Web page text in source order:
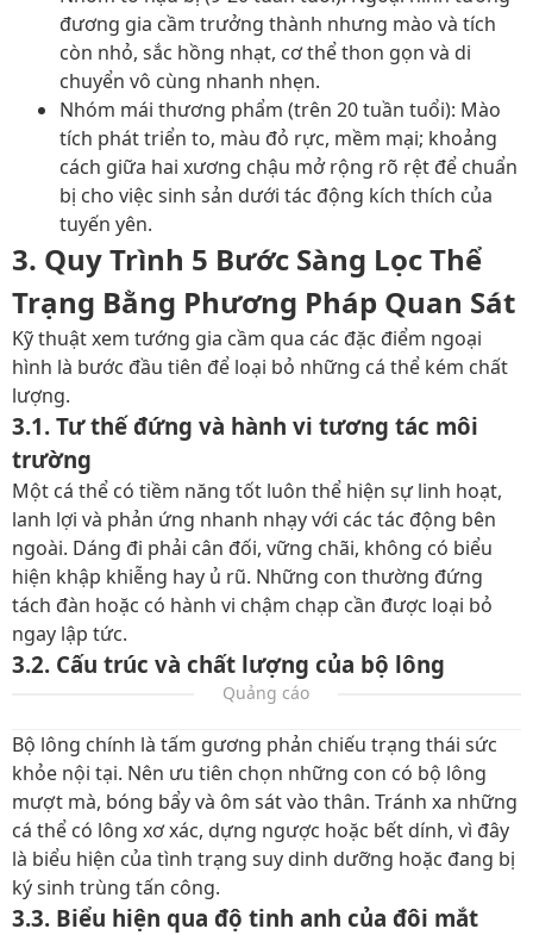
đương gia cầm trưởng thành nhưng mào và tích
còn nhỏ, sắc hồng nhạt, cơ thể thon gọn và di
chuyển vô cùng nhanh nhẹn.
Nhóm mái thương phẩm (trên 20 tuần tuổi): Mào
tích phát triển to, màu đỏ rực, mềm mại; khoảng
cách giữa hai xương chậu mở rộng rõ rệt để chuẩn
bị cho việc sinh sản dưới tác động kích thích của
tuyến yên.
3. Quy Trình 5 Bước Sàng Lọc Thể
Trạng Bằng Phương Pháp Quan Sát
Kỹ thuật xem tướng gia cầm qua các đặc điểm ngoại
hình là bước đầu tiên để loại bỏ những cá thể kém chất
lượng.
3.1. Tư thế đứng và hành vi tương tác môi
trường
Một cá thể có tiềm năng tốt luôn thể hiện sự linh hoạt,
lanh lợi và phản ứng nhanh nhạy với các tác động bên
ngoài. Dáng đi phải cân đối, vững chãi, không có biểu
hiện khập khiễng hay ủ rũ. Những con thường đứng
tách đàn hoặc có hành vi chậm chạp cần được loại bỏ
ngay lập tức.
3.2. Cấu trúc và chất lượng của bộ lông
Quảng cáo
Bộ lông chính là tấm gương phản chiếu trạng thái sức
khỏe nội tại. Nên ưu tiên chọn những con có bộ lông
mượt mà, bóng bẩy và ôm sát vào thân. Tránh xa những
cá thể có lông xơ xác, dựng ngược hoặc bết dính, vì đây
là biểu hiện của tình trạng suy dinh dưỡng hoặc đang bị
ký sinh trùng tấn công.
3.3. Biểu hiện qua độ tinh anh của đôi mắt